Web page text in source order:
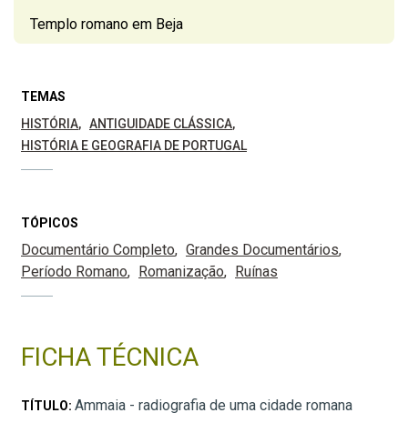
Templo romano em Beja
TEMAS
HISTÓRIA
ANTIGUIDADE CLÁSSICA
HISTÓRIA E GEOGRAFIA DE PORTUGAL
TÓPICOS
Documentário Completo
Grandes Documentários
Período Romano
Romanização Ruínas
FICHA TÉCNICA
TÍTULO: Ammaia - radiografia de uma cidade romana